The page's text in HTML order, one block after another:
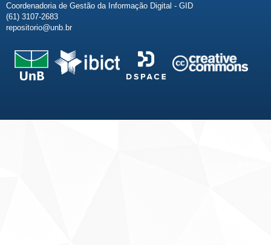
Coordenadoria de Gestão da Informação Digital - GID
(61) 3107-2683
repositorio@unb.br